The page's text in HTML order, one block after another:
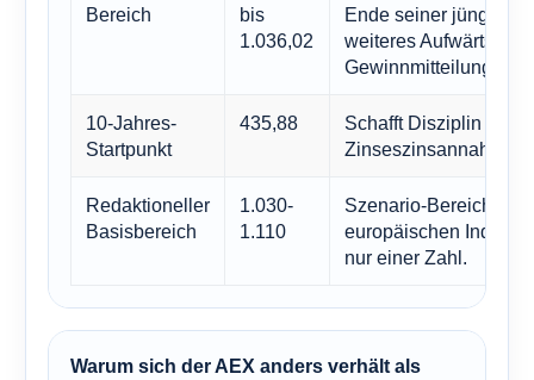
Bereich
bis
1.036,02
Ende seiner jüngsten
weiteres
Gewinnmitteilungen
10-Jahres-
Startpunkt
435,88
Schafft Disziplin im
Zinseszinsannahmen.
Redaktioneller
Basisbereich
1.030-
1.110
Szenario-Bereiche
europäischen Index
nur einer Zahl.
Warum sich der AEX anders verhält als